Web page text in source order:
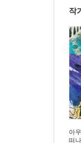
작
아
떠